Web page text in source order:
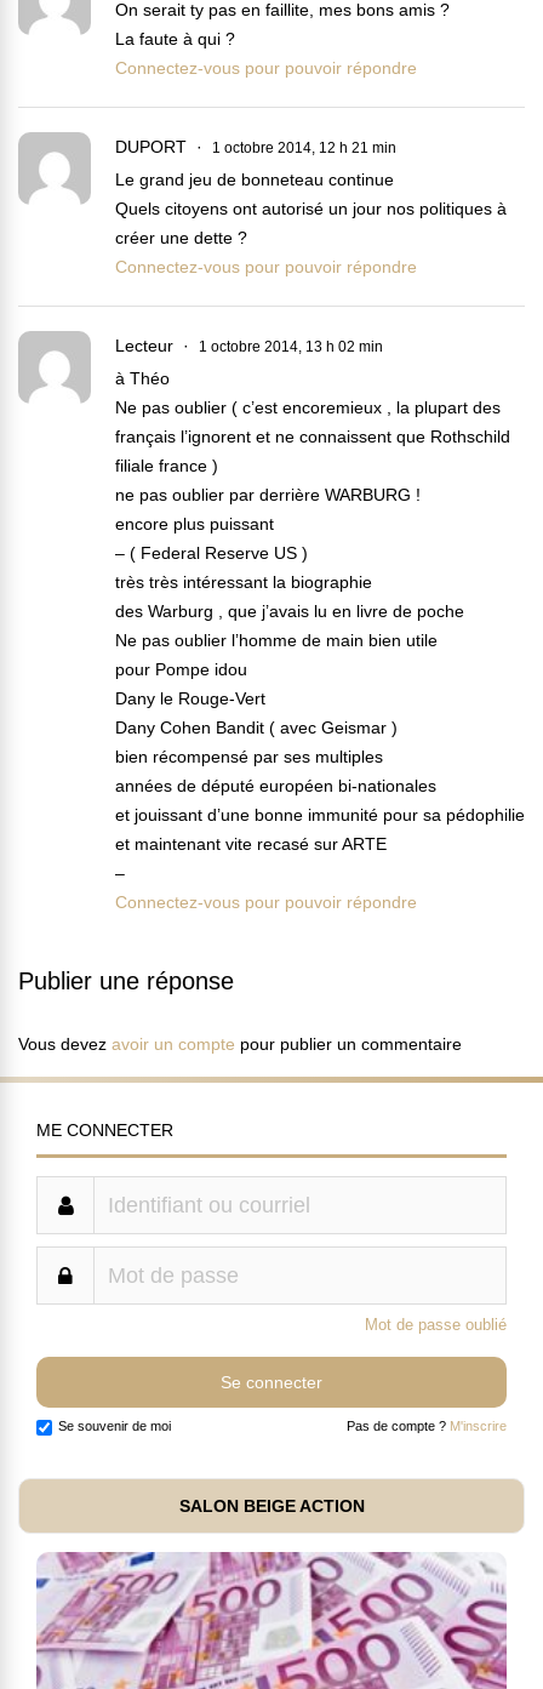
On serait ty pas en faillite, mes bons amis ?
La faute à qui ?
Connectez-vous pour pouvoir répondre
DUPORT 1 octobre 2014, 12 h 21 min
Le grand jeu de bonneteau continue
Quels citoyens ont autorisé un jour nos politiques à
créer une dette ?
Connectez-vous pour pouvoir répondre
Lecteur 1 octobre 2014, 13 h 02 min
à Théo
Ne pas oublier ( c’est encoremieux , la plupart des
français l’ignorent et ne connaissent que Rothschild
filiale france )
ne pas oublier par derrière WARBURG !
encore plus puissant
– ( Federal Reserve US )
très très intéressant la biographie
des Warburg , que j’avais lu en livre de poche
Ne pas oublier l’homme de main bien utile
pour Pompe idou
Dany le Rouge-Vert
Dany Cohen Bandit ( avec Geismar )
bien récompensé par ses multiples
années de député européen bi-nationales
et jouissant d’une bonne immunité pour sa pédophilie
et maintenant vite recasé sur ARTE
–
Connectez-vous pour pouvoir répondre
Publier une réponse
Vous devez avoir un compte pour publier un commentaire
ME CONNECTER
Mot de passe oublié
Se souvenir de moi Pas de compte ? M'inscrire
SALON BEIGE ACTION